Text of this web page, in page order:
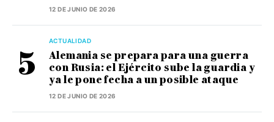
12 DE JUNIO DE 2026
ACTUALIDAD
Alemania se prepara para una guerra
con Rusia: el Ejército sube la guardia y
ya le pone fecha a un posible ataque
12 DE JUNIO DE 2026